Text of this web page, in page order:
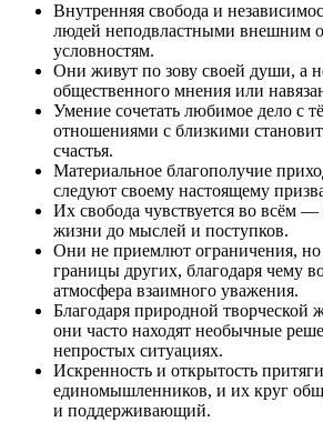
Внутренняя свобода и
людей неподвластными внешним
условностям.
Они живут по зову своей души, а
общественного мнения или
Умение сочетать любимое дело с
отношениями с близкими
счастья.
Материальное благополучие
следуют своему настоящему
Их свобода чувствуется во всём —
жизни до мыслей и поступков.
Они не приемлют ограничения,
границы других, благодаря чему
атмосфера взаимного уважения.
Благодаря природной творческой
они часто находят необычные
непростых ситуациях.
Искренность и открытость
единомышленников, и их круг
и поддерживающий.